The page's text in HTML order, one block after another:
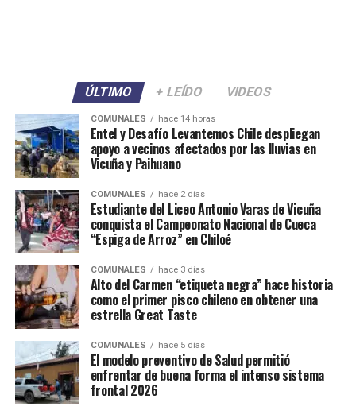
ÚLTIMO + LEÍDO VIDEOS
COMUNALES hace 14 horas
Entel y Desafío Levantemos Chile despliegan
apoyo a vecinos afectados por las lluvias en
Vicuña y Paihuano
COMUNALES hace 2 días
Estudiante del Liceo Antonio Varas de Vicuña
conquista el Campeonato Nacional de Cueca
“Espiga de Arroz” en Chiloé
COMUNALES hace 3 días
Alto del Carmen “etiqueta negra” hace historia
como el primer pisco chileno en obtener una
estrella Great Taste
COMUNALES hace 5 días
El modelo preventivo de Salud permitió
enfrentar de buena forma el intenso sistema
frontal 2026